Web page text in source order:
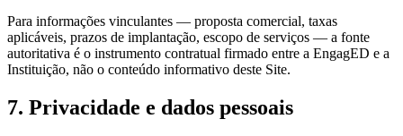
Para informações vinculantes — proposta comercial, taxas
aplicáveis, prazos de implantação, escopo de serviços — a fonte
autoritativa é o instrumento contratual firmado entre a EngagED e a
Instituição, não o conteúdo informativo deste Site.
7. Privacidade e dados pessoais